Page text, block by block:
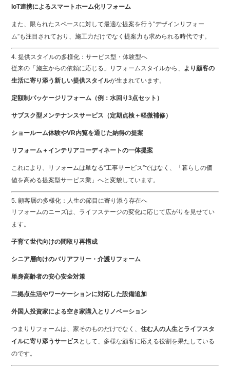
IoT連携によるスマートホーム化リフォーム
また、限られたスペースに対して最適な提案を行う“デザインリフォー
ム”も注目されており、施工力だけでなく提案力も求められる時代です。
4. 提供スタイルの多様化：サービス型・体験型へ
従来の「施主からの依頼に応じる」リフォームスタイルから、 より顧客の
生活に寄り添う新しい提供スタイルが生まれています。
定額制パッケージリフォーム（例：水回り3点セット）
サブスク型メンテナンスサービス（定期点検＋軽微補修）
ショールーム体験やVR内覧を通じた納得の提案
リフォーム＋インテリアコーディネートの一体提案
これにより、リフォームは単なる“工事サービス”ではなく、「暮らしの価
値を高める提案型サービス業」へと変貌しています。
5. 顧客層の多様化：人生の節目に寄り添う存在へ
リフォームのニーズは、ライフステージの変化に応じて広がりを見せてい
ます。
子育て世代向けの間取り再構成
シニア層向けのバリアフリー・介護リフォーム
単身高齢者の安心安全対策
二拠点生活やワーケーションに対応した設備追加
外国人投資家による空き家購入とリノベーション
つまりリフォームは、家そのものだけでなく、住む人の人生とライフスタ
イルに寄り添うサービス として、多様な顧客に応える役割を果たしている
のです。